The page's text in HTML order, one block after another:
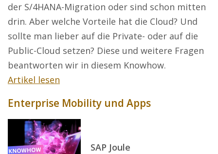
der S/4HANA-Migration oder sind schon mitten
drin. Aber welche Vorteile hat die Cloud? Und
sollte man lieber auf die Private- oder auf die
Public-Cloud setzen? Diese und weitere Fragen
beantworten wir in diesem Knowhow.
Artikel lesen
Enterprise Mobility und Apps
SAP Joule